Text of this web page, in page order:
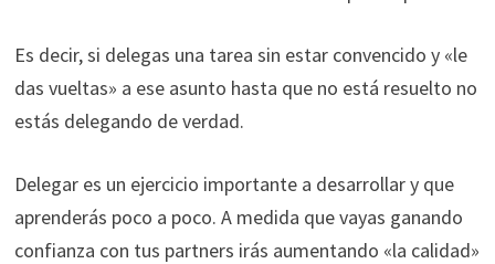
Es decir, si delegas una tarea sin estar convencido y «le
das vueltas» a ese asunto hasta que no está resuelto no
estás delegando de verdad.
Delegar es un ejercicio importante a desarrollar y que
aprenderás poco a poco. A medida que vayas ganando
confianza con tus partners irás aumentando «la calidad»